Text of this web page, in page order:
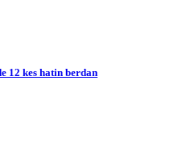
12 kes hatin berdan